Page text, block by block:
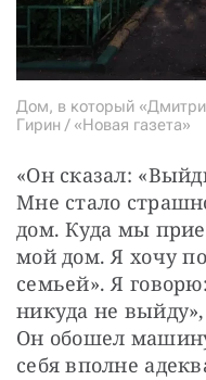
Дом, в который
Гирин / «Новая газета»
«Он сказал:
Мне стало
дом. Куда мы
мой дом. Я хочу
семьей». Я
никуда не
Он обошел
себя вполне